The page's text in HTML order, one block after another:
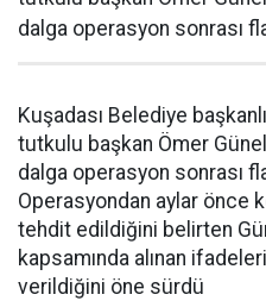
dalga operasyon sonrası
Kuşadası Belediye
tutkulu başkan Ömer
dalga operasyon sonrası
Operasyondan aylar önce
tehdit edildiğini belirten
kapsamında alınan
verildiğini öne sürdü